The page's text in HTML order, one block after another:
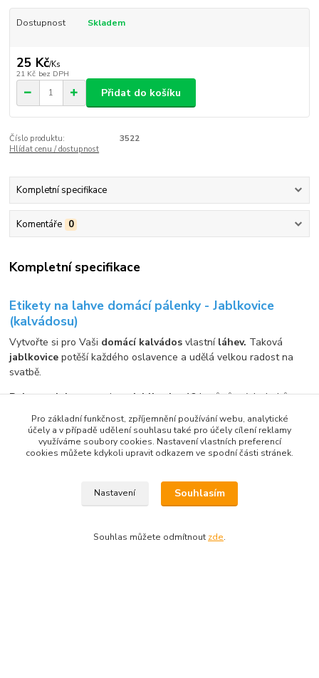
Dostupnost Skladem
25 Kč/Ks
21 Kč bez DPH
Přidat do košíku
Číslo produktu:
3522
Hlídat cenu / dostupnost
Kompletní specifikace
Komentáře 0
Kompletní specifikace
Etikety na lahve domácí pálenky - Jablkovice
(kalvádosu)
Vytvořte si pro Vaši domácí kalvádos vlastníláhev. Taková
jablkovicepotěší každého oslavence a udělá velkou radost na
svatbě.
Polep na lahves motivemjablkovice12 kusů různých druhů
jablek
a nápisů"Jablkovice".
Balení:1 arch s 12 etikety na lahve
3 x 5 cm
Aplikace polepu na láhev: Před nalepenímetikety
Pro základní funkčnost, zpříjemnění používání webu, analytické
účely a v případě udělení souhlasu také pro účely cílení reklamy
využíváme soubory cookies. Nastavení vlastních preferencí
cookies můžete kdykoli upravit odkazem ve spodní části stránek.
Nastavení Souhlasím
Souhlas můžete odmítnout zde.